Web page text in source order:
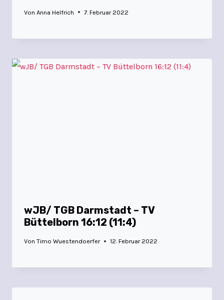
Von Anna Helfrich 7. Februar 2022
wJB/ TGB Darmstadt – TV
Büttelborn 16:12 (11:4)
Von Timo Wuestendoerfer 12. Februar 2022